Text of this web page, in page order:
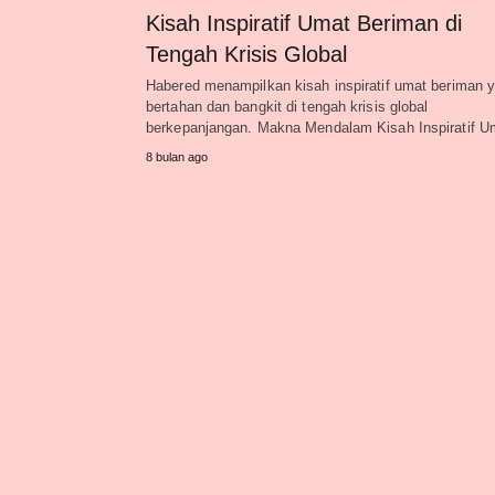
Kisah Inspiratif Umat Beriman di
Tengah Krisis Global
Habered menampilkan kisah inspiratif umat beriman
bertahan dan bangkit di tengah krisis global
berkepanjangan. Makna Mendalam Kisah Inspiratif
8 bulan ago